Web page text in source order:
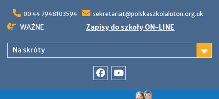
content
00 44 7948103594 sekretariat@polskaszkolaluton.org.uk
WAŻNE Zapisy do szkoły ON-LINE
Na skróty